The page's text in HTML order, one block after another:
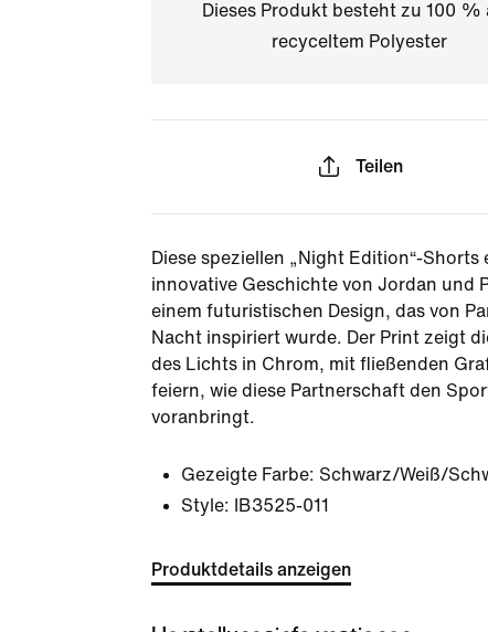
Dieses Produkt besteht zu 100 %
recyceltem Polyester
Teilen
Diese speziellen „Night Edition“-Shorts
innovative Geschichte von Jordan und
einem futuristischen Design, das von
Nacht inspiriert wurde. Der Print zeigt
des Lichts in Chrom, mit fließenden
feiern, wie diese Partnerschaft den
voranbringt.
Gezeigte Farbe: Schwarz/Weiß/
Style:
IB3525-011
Produktdetails anzeigen